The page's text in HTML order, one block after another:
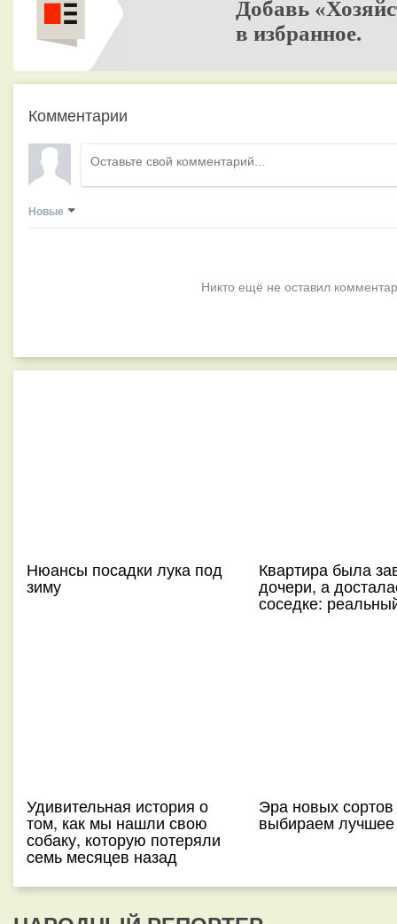
Добавь
в избранное.
Комментарии
Новые
Никто ещё не оставил
Нюансы посадки лука под
зиму
Квартира была
дочери, а
соседке:
Удивительная история о
том, как мы нашли свою
собаку, которую потеряли
cемь месяцев назад
Эра новых
выбираем лучшее